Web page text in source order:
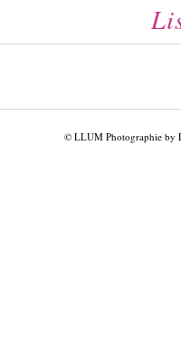
© LLUM Photographie by